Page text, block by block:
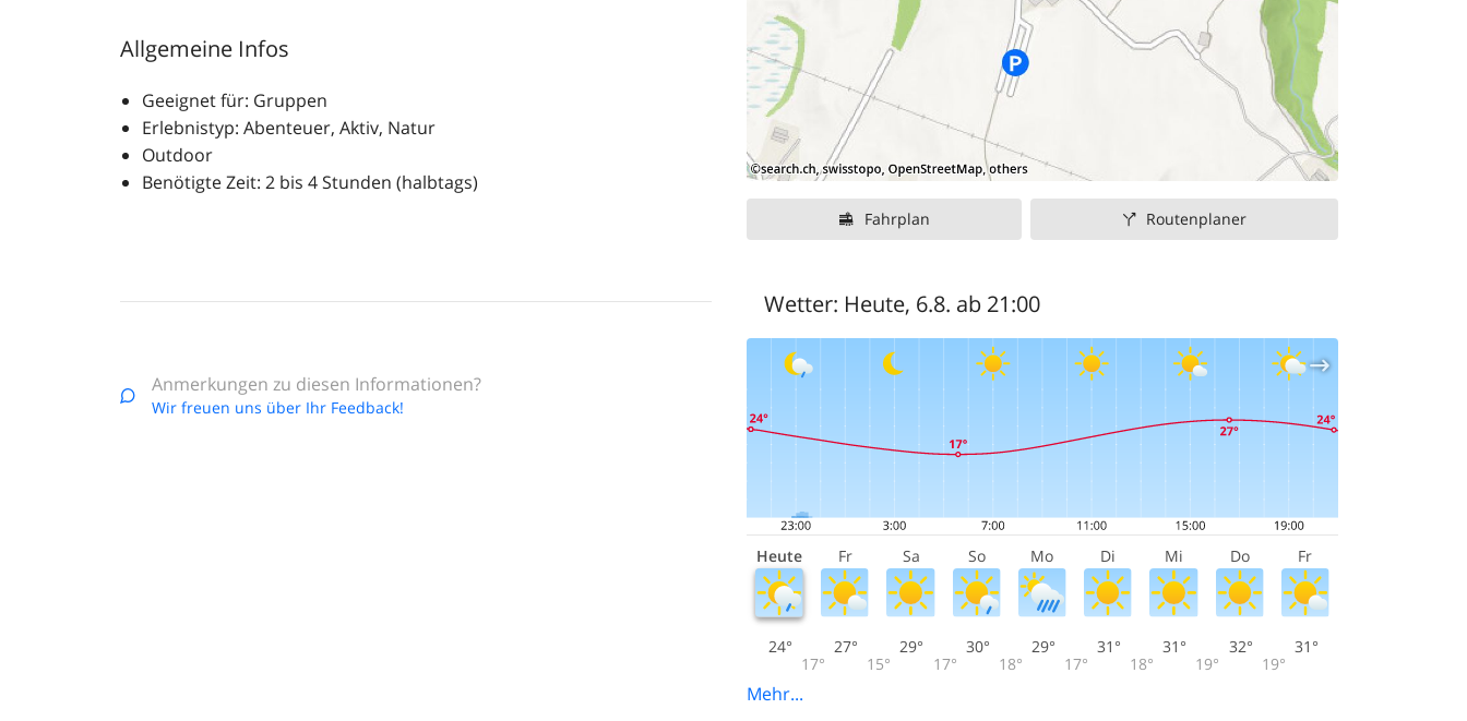
Allgemeine Infos
Geeignet für: Gruppen
Erlebnistyp: Abenteuer, Aktiv, Natur
Outdoor
Benötigte Zeit: 2 bis 4 Stunden (halbtags)
Anmerkungen zu diesen Informationen?
Wir freuen uns über Ihr Feedback!
Fahrplan Routenplaner
Wetter: Heute, 6.8. ab 21:00
Heute Fr Sa So Mo Di Mi Do Fr
24°
17°
27°
15°
29°
17°
30°
18°
29°
17°
31°
18°
31°
19°
32°
19°
31°
Mehr...